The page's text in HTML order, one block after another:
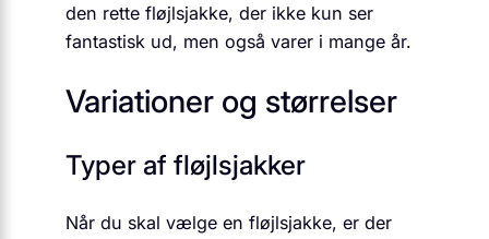
den rette fløjlsjakke, der ikke kun ser
fantastisk ud, men også varer i mange år.
Variationer og størrelser
Typer af fløjlsjakker
Når du skal vælge en fløjlsjakke, er der